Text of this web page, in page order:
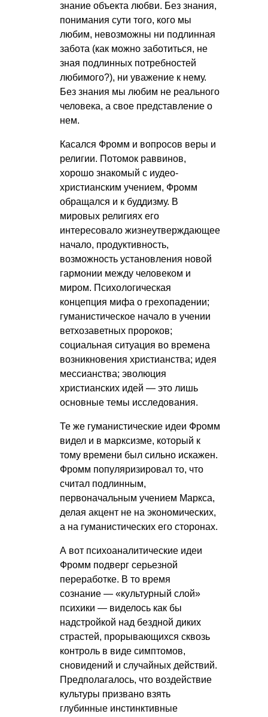
знание объекта любви. Без знания,
понимания сути того, кого мы
любим, невозможны ни подлинная
забота (как можно заботиться, не
зная подлинных потребностей
любимого?), ни уважение к нему.
Без знания мы любим не реального
человека, а свое представление о
нем.
Касался Фромм и вопросов веры и
религии. Потомок раввинов,
хорошо знакомый с иудео-
христианским учением, Фромм
обращался и к буддизму. В
мировых религиях его
интересовало жизнеутверждающее
начало, продуктивность,
возможность установления новой
гармонии между человеком и
миром. Психологическая
концепция мифа о грехопадении;
гуманистическое начало в учении
ветхозаветных пророков;
социальная ситуация во времена
возникновения христианства; идея
мессианства; эволюция
христианских идей — это лишь
основные темы исследования.
Те же гуманистические идеи Фромм
видел и в марксизме, который к
тому времени был сильно искажен.
Фромм популяризировал то, что
считал подлинным,
первоначальным учением Маркса,
делая акцент не на экономических,
а на гуманистических его сторонах.
А вот психоаналитические идеи
Фромм подверг серьезной
переработке. В то время
сознание — «культурный слой»
психики — виделось как бы
надстройкой над бездной диких
страстей, прорывающихся сквозь
контроль в виде симптомов,
сновидений и случайных действий.
Предполагалось, что воздействие
культуры призвано взять
глубинные инстинктивные